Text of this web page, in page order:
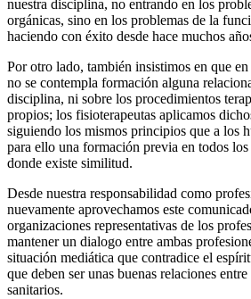
nuestra disciplina, no entrando en los
orgánicas, sino en los problemas de la
haciendo con éxito desde hace muchos
Por otro lado, también insistimos en que
no se contempla formación alguna
disciplina, ni sobre los procedimientos
propios; los fisioterapeutas aplicamos
siguiendo los mismos principios que a los
para ello una formación previa en todos los
donde existe similitud.
Desde nuestra responsabilidad como
nuevamente aprovechamos este
organizaciones representativas de los
mantener un dialogo entre ambas
situación mediática que contradice el
que deben ser unas buenas relaciones
sanitarios.